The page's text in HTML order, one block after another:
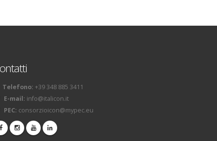
Telefono: +39 348 885 3411
E-mail: info@italicon.it
PEC: consorzioicon@mypec.eu